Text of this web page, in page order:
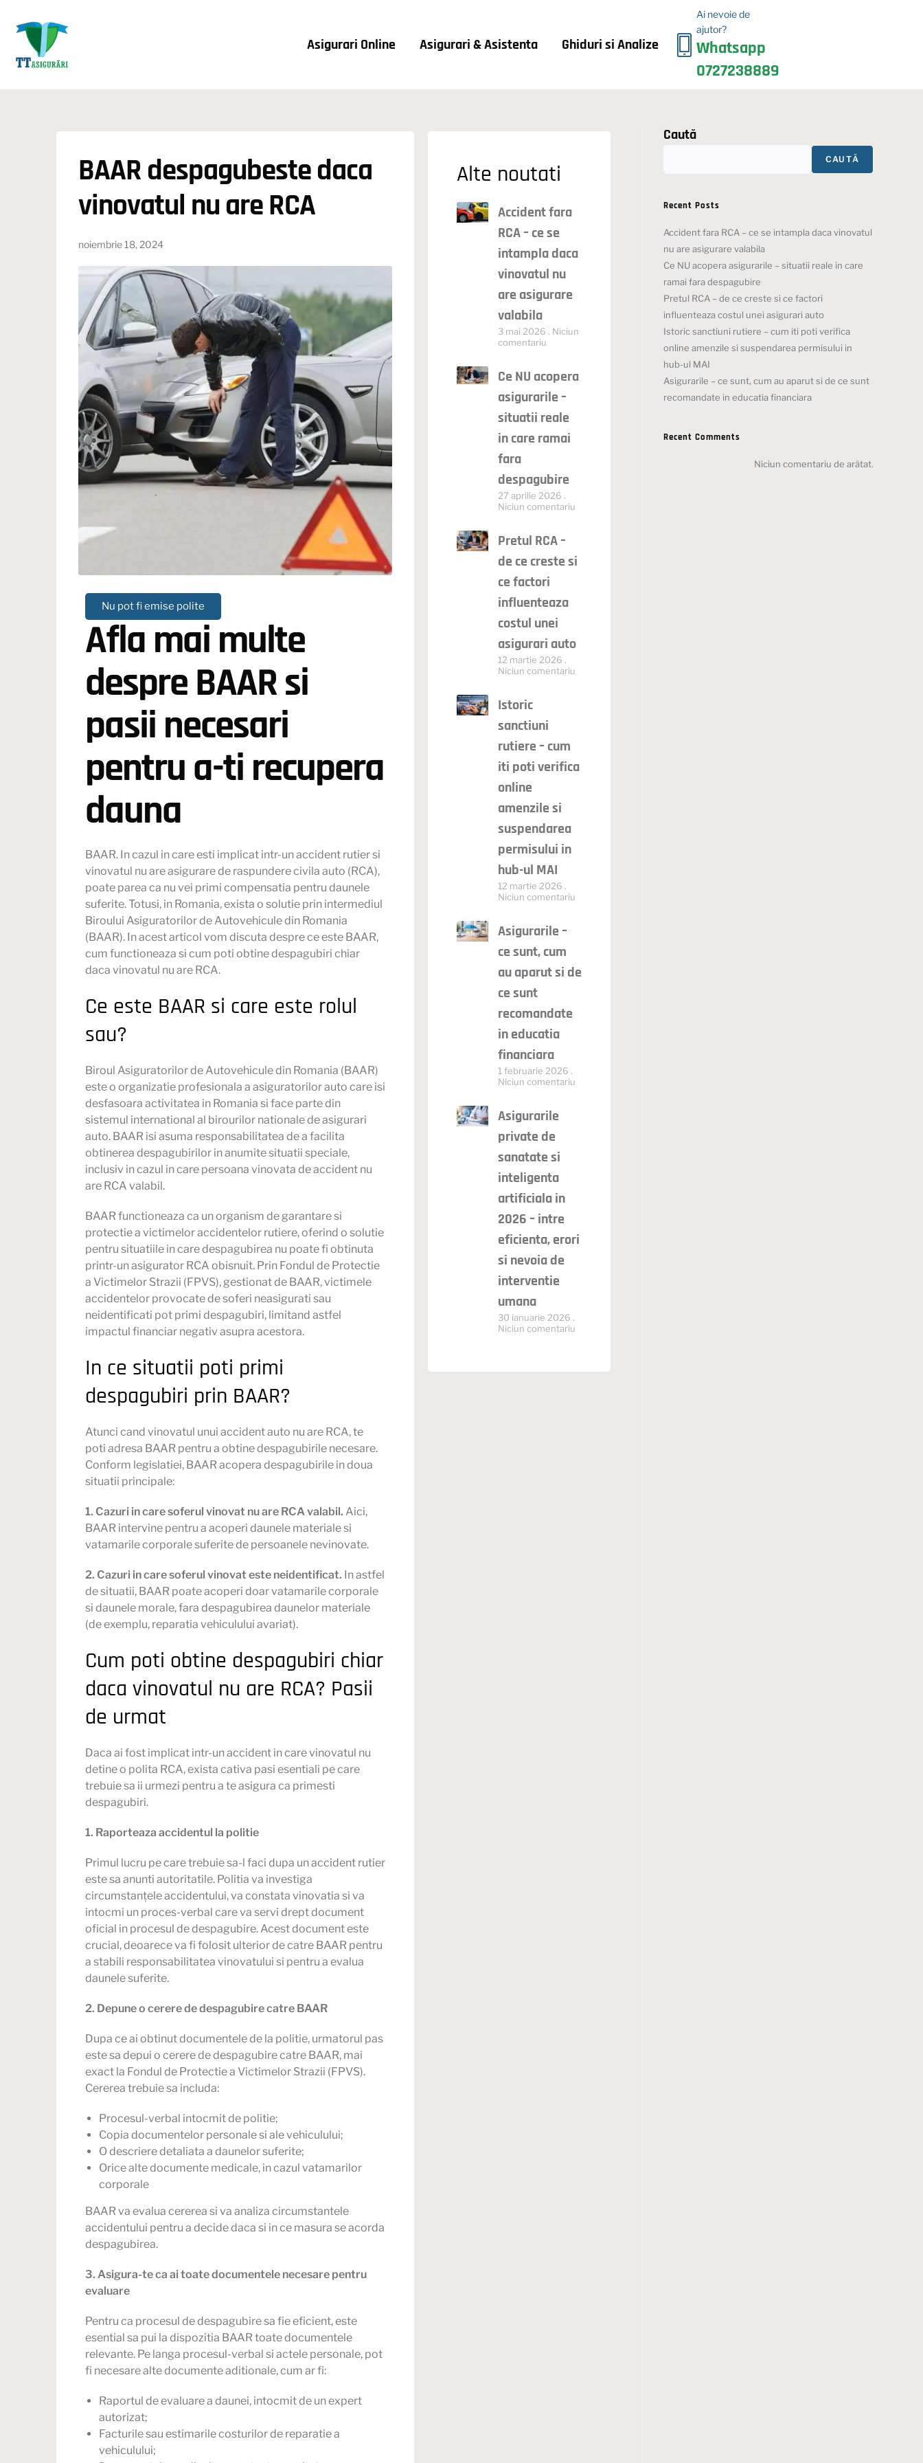
Asigurari Online Asigurari & Asistenta Ghiduri si Analize
Ai nevoie de
ajutor?
Whatsapp
0727238889
BAAR despagubeste daca
vinovatul nu are RCA
noiembrie 18, 2024
Nu pot fi emise polite
Afla mai multe
despre BAAR si
pasii necesari
pentru a-ti recupera
dauna
BAAR. In cazul in care esti implicat intr-un accident rutier si
vinovatul nu are asigurare de raspundere civila auto (RCA),
poate parea ca nu vei primi compensatia pentru daunele
suferite. Totusi, in Romania, exista o solutie prin intermediul
Biroului Asiguratorilor de Autovehicule din Romania
(BAAR). In acest articol vom discuta desprece este BAAR,
cum functioneaza si cum poti obtine despagubiri chiar
daca vinovatul nu are RCA.
Ce este BAAR si care este rolul
sau?
Biroul Asiguratorilor de Autovehicule din Romania (BAAR)
este o organizatie profesionala a asiguratorilor auto care isi
desfasoara activitatea in Romania si face parte din
sistemul international al birourilor nationale de asigurari
auto. BAAR isi asuma responsabilitatea de a facilita
obtinerea despagubirilor in anumite situatii speciale,
inclusiv in cazul in care persoana vinovata de accident nu
are RCA valabil.
BAAR functioneaza ca un organism de garantare si
protectie a victimelor accidentelor rutiere, oferind o solutie
pentru situatiile in care despagubirea nu poate fi obtinuta
printr-un asigurator RCA obisnuit. Prin Fondul de Protectie
a Victimelor Strazii (FPVS), gestionat de BAAR, victimele
accidentelor provocate de soferi neasigurati sau
neidentificati pot primi despagubiri, limitand astfel
impactul financiar negativ asupra acestora.
In ce situatii poti primi
despagubiri prin BAAR?
Atunci cand vinovatul unui accident auto nu are RCA, te
poti adresa BAAR pentru a obtine despagubirile necesare.
Conform legislatiei, BAAR acopera despagubirile in doua
situatii principale:
1. Cazuri in care soferul vinovat nu are RCAvalabil. Aici,
BAAR intervine pentru a acoperi daunele materiale si
vatamarile corporale suferite de persoanele nevinovate.
2. Cazuri in care soferul vinovat este neidentificat. In astfel
de situatii, BAAR poate acoperi doar vatamarile corporale
si daunele morale, fara despagubirea daunelor materiale
(de exemplu, reparatia vehiculului avariat).
Cum poti obtine despagubiri chiar
daca vinovatul nu are RCA? Pasii
de urmat
Daca ai fost implicat intr-un accident in care vinovatul nu
detine o polita RCA, exista cativa pasi esentiali pe care
trebuie sa ii urmezi pentru a te asigura ca primesti
despagubiri.
1. Raporteaza accidentul la politie
Primul lucru pe care trebuie sa-l faci dupa un accident rutier
este sa anunti autoritatile. Politia va investiga
circumstanțele accidentului, va constata vinovatia si va
intocmi un proces-verbal care va servi drept document
oficial in procesul de despagubire. Acest document este
crucial, deoarece va fi folosit ulterior de catre BAAR pentru
a stabili responsabilitatea vinovatului si pentru a evalua
daunele suferite.
2. Depune o cerere de despagubire catre BAAR
Dupa ce ai obtinut documentele de la politie, urmatorul pas
este sa depui o cerere de despagubire catre BAAR, mai
exact la Fondul de Protectie a Victimelor Strazii (FPVS).
Cererea trebuie sa includa:
Procesul-verbal intocmit de politie;
Copia documentelor personale si ale vehiculului;
O descriere detaliata a daunelor suferite;
Orice alte documente medicale, in cazul vatamarilor
corporale
BAAR va evalua cererea si va analiza circumstantele
accidentului pentru a decide daca si in ce masura se acorda
despagubirea.
3. Asigura-te ca ai toate documentele necesare pentru
evaluare
Pentru ca procesul de despagubire sa fie eficient, este
esential sa pui la dispozitia BAAR toate documentele
relevante. Pe langa procesul-verbal si actele personale, pot
fi necesare alte documente aditionale, cum ar fi:
Raportul de evaluare a daunei, intocmit de un expert
autorizat;
Facturile sau estimarile costurilor de reparatie a
vehiculului;
Alte noutati
Accident fara
RCA – ce se
intampla daca
vinovatul nu
are asigurare
valabila
3 mai 2026
Niciun
comentariu
Ce NU acopera
asigurarile –
situatii reale
in care ramai
fara
despagubire
27 aprilie 2026
Niciun comentariu
Pretul RCA –
de ce creste si
ce factori
influenteaza
costul unei
asigurari auto
12 martie 2026
Niciun comentariu
Istoric
sanctiuni
rutiere – cum
iti poti verifica
online
amenzile si
suspendarea
permisului in
hub-ul MAI
12 martie 2026
Niciun comentariu
Asigurarile –
ce sunt, cum
au aparut si de
ce sunt
recomandate
in educatia
financiara
1 februarie 2026
Niciun comentariu
Asigurarile
private de
sanatate si
inteligenta
artificiala in
2026 – intre
eficienta, erori
si nevoia de
interventie
umana
30 ianuarie 2026
Niciun comentariu
Caută
CAUTĂ
Recent Posts
Accident fara RCA – ce se intampla daca vinovatul
nu are asigurare valabila
Ce NU acopera asigurarile – situatii reale in care
ramai fara despagubire
Pretul RCA – de ce creste si ce factori
influenteaza costul unei asigurari auto
Istoric sanctiuni rutiere – cum iti poti verifica
online amenzile si suspendarea permisului in
hub-ul MAI
Asigurarile – ce sunt, cum au aparut si de ce sunt
recomandate in educatia financiara
Recent Comments
Niciun comentariu de arătat.